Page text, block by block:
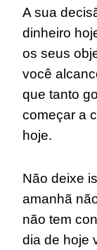
A sua
dinheiro
os seus
você
que tanto
começar a
hoje.
Não deixe
amanhã
não tem
dia de hoje